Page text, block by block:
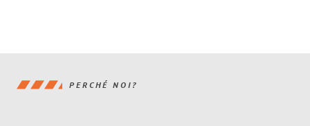
PERCHÉ NOI?